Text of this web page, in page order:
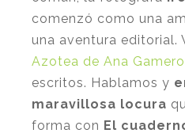
comenzó como una
una aventura editorial.
Azotea de Ana Gamero
escritos. Hablamos y
maravillosa locura
forma con El